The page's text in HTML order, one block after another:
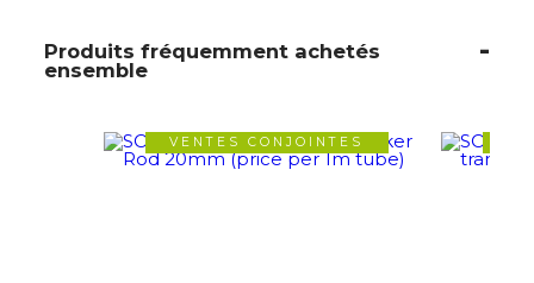
Produits fréquemment achetés
ensemble
VENTES CONJOINTES